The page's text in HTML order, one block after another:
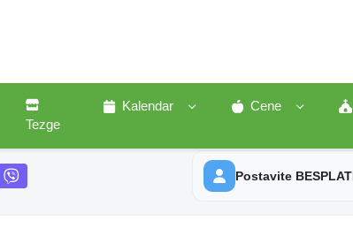
Tezge
Kalendar Cene
Postavite